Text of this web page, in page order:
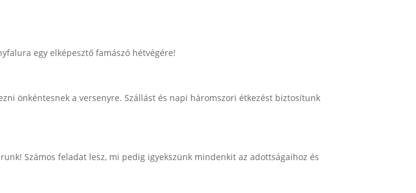
egy elképesztő famászó hétvégére!
önkéntesnek a versenyre. Szállást és napi háromszori étkezést biztosítunk
Számos feladat lesz, mi pedig igyekszünk mindenkit az adottságaihoz és